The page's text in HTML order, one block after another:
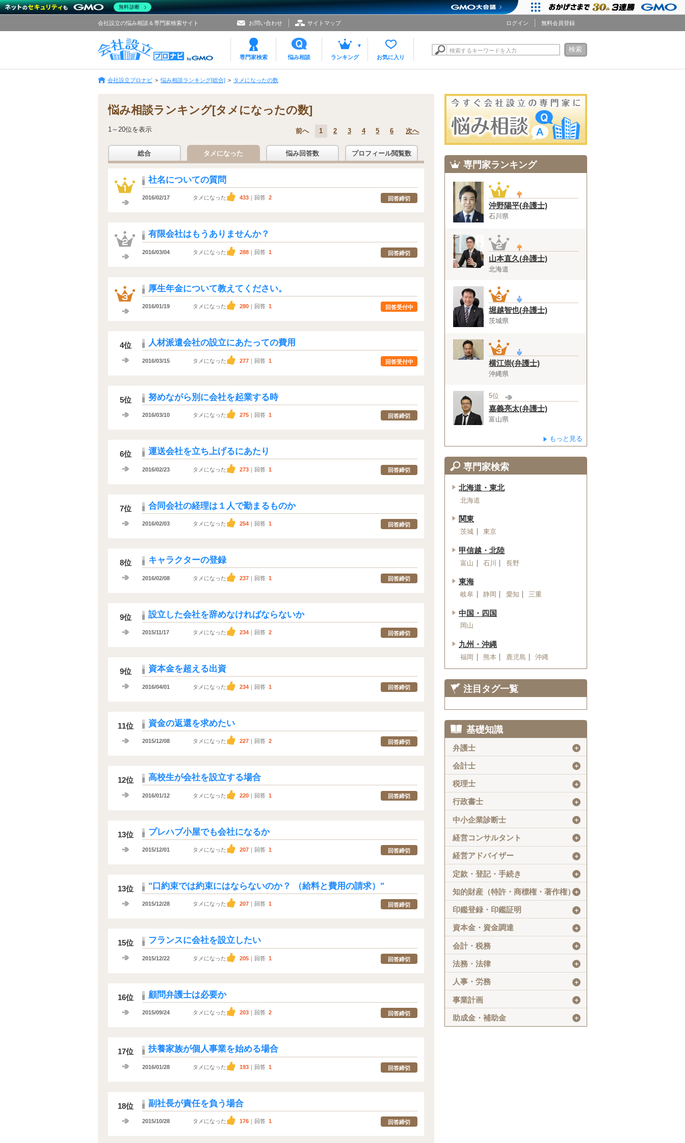
お問い合わせ サイトマップ ログイン 無料会員登録
会社設立の悩み相談＆専門家検索サイト
専門家検索 悩み相談 ランキング お気に入り
検索するキーワードを入力 検索
会社設立プロナビ 悩み相談ランキング[総合] タメになったの数
悩み相談ランキング[タメになったの数]
1～20位を表示 前へ 1 2 3 4 5 6 次へ
総合 タメになった 悩み回答数 プロフィール閲覧数
社名についての質問
2016/02/17 タメになった 433 ｜回答 2 回答締切
有限会社はもうありませんか？
2016/03/04 タメになった 288 ｜回答 1 回答締切
厚生年金について教えてください。
2016/01/19 タメになった 280 ｜回答 1 回答受付中
4位 人材派遣会社の設立にあたっての費用
2016/03/15 タメになった 277 ｜回答 1 回答受付中
5位 努めながら別に会社を起業する時
2016/03/10 タメになった 275 ｜回答 1 回答締切
6位 運送会社を立ち上げるにあたり
2016/02/23 タメになった 273 ｜回答 1 回答締切
7位 合同会社の経理は１人で勤まるものか
2016/02/03 タメになった 254 ｜回答 1 回答締切
8位 キャラクターの登録
2016/02/08 タメになった 237 ｜回答 1 回答締切
9位 設立した会社を辞めなければならないか
2015/11/17 タメになった 234 ｜回答 2 回答締切
9位 資本金を超える出資
2016/04/01 タメになった 234 ｜回答 1 回答締切
11位 資金の返還を求めたい
2015/12/08 タメになった 227 ｜回答 2 回答締切
12位 高校生が会社を設立する場合
2016/01/12 タメになった 220 ｜回答 1 回答締切
13位 プレハブ小屋でも会社になるか
2015/12/01 タメになった 207 ｜回答 1 回答締切
13位 "口約束では約束にはならないのか？ （給料と費用の請求）"
2015/12/28 タメになった 207 ｜回答 1 回答締切
15位 フランスに会社を設立したい
2015/12/22 タメになった 205 ｜回答 1 回答締切
16位 顧問弁護士は必要か
2015/09/24 タメになった 203 ｜回答 2 回答締切
17位 扶養家族が個人事業を始める場合
2016/01/28 タメになった 193 ｜回答 1 回答締切
18位 副社長が責任を負う場合
2015/10/28 タメになった 176 ｜回答 1 回答締切
専門家ランキング
沖野陽平(弁護士)
石川県
山本直久(弁護士)
北海道
堀越智也(弁護士)
茨城県
横江崇(弁護士)
沖縄県
5位
嘉義亮太(弁護士)
富山県
もっと見る
専門家検索
北海道・東北
北海道
関東
茨城 東京
甲信越・北陸
富山 石川 長野
東海
岐阜 静岡 愛知 三重
中国・四国
岡山
九州・沖縄
福岡 熊本 鹿児島 沖縄
注目タグ一覧
基礎知識
弁護士 ＋
会計士 ＋
税理士 ＋
行政書士 ＋
中小企業診断士 ＋
経営コンサルタント ＋
経営アドバイザー ＋
定款・登記・手続き ＋
知的財産（特許・商標権・著作権）＋
印鑑登録・印鑑証明 ＋
資本金・資金調達 ＋
会計・税務 ＋
法務・法律 ＋
人事・労務 ＋
事業計画 ＋
助成金・補助金 ＋
無料診断